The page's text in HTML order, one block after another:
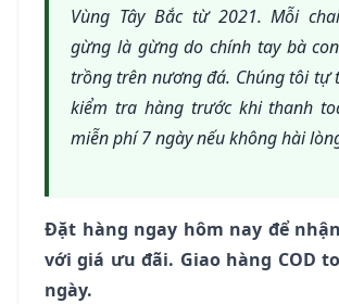
Vùng Tây Bắc từ 2021. Mỗi
gừng là gừng do chính tay bà
trồng trên nương đá. Chúng tôi tự
kiểm tra hàng trước khi thanh
miễn phí 7 ngày nếu không hài
Đặt hàng ngay hôm nay để
với giá ưu đãi. Giao hàng COD
ngày.